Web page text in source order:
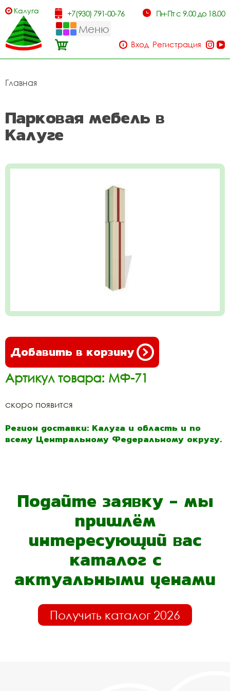
Калуга +7(930) 791-00-76 Пн-Пт с 9.00 до 18.00
Меню
Вход Регистрация
Главная
Парковая мебель в
Калуге
Добавить в корзину
Артикул товара: МФ-71
скоро появится
Регион доставки: Калуга и область и по
всему Центральному Федеральному округу.
Подайте заявку - мы
пришлём
интересующий вас
каталог с
актуальными ценами
Получить каталог 2026